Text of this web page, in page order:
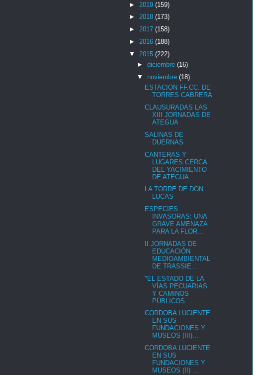
► 2019 (159)
► 2018 (173)
► 2017 (158)
► 2016 (188)
▼ 2015 (222)
► diciembre (16)
▼ noviembre (18)
ESTACION FF.CC. DE
TORRES CABRERA
CLAUSURADAS LAS
XIII JORNADAS DE
ATEGUA
SALINAS DE
DUERNAS
CANTERAS Y
LUGARES CERCA
DEL YACIMIENTO
DE ATEGUA
LA TORRE DE DON
LUCAS
ESPECIES
INVASORAS: UNA
GRAVE AMENAZA
PARA LA FLOR...
II JORNADAS DE
EDUCACIÓN
MEDIOAMBIENTAL
DE TRASSIE...
"EL ESTADO DE LA
VÍAS PECUARIAS
Y CAMINOS
PÚBLICOS...
CORDOBA LUCIENTE
EN SUS
FUNDACIONES Y
MUSEOS (III)...
CORDOBA LUCIENTE
EN SUS
FUNDACIONES Y
MUSEOS (II) ...